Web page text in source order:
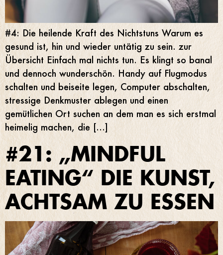
#4: Die heilende Kraft des Nichtstuns Warum es
gesund ist, hin und wieder untätig zu sein. zur
Übersicht Einfach mal nichts tun. Es klingt so banal
und dennoch wunderschön. Handy auf Flugmodus
schalten und beiseite legen, Computer abschalten,
stressige Denkmuster ablegen und einen
gemütlichen Ort suchen an dem man es sich erstmal
heimelig machen, die […]
#21: „MINDFUL
EATING“ DIE KUNST,
ACHTSAM ZU ESSEN